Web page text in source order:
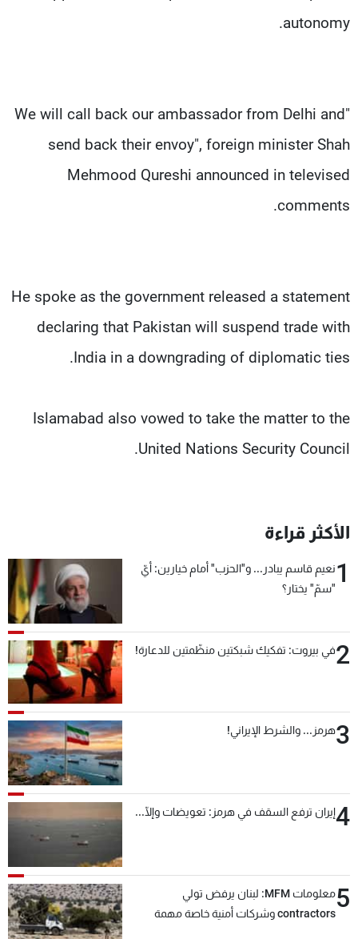
autonomy.
"We will call back our ambassador from Delhi and
send back their envoy", foreign minister Shah
Mehmood Qureshi announced in televised
comments.
He spoke as the government released a statement
declaring that Pakistan will suspend trade with
India in a downgrading of diplomatic ties.
Islamabad also vowed to take the matter to the
United Nations Security Council.
الأكثر قراءة
1نعيم قاسم يبادر... و"الحزب" أمام خيارين: أيّ
"سمّ" يختار؟
2في بيروت: تفكيك شبكتين منظّمتين للدعارة!
3هرمز... والشرط الإيراني!
4إيران ترفع السقف في هرمز: تعويضات وإلّا...
5
معلومات MFM: لبنان يرفض تولي
contractors وشركات أمنية خاصة مهمة
سياسة الخصوصية